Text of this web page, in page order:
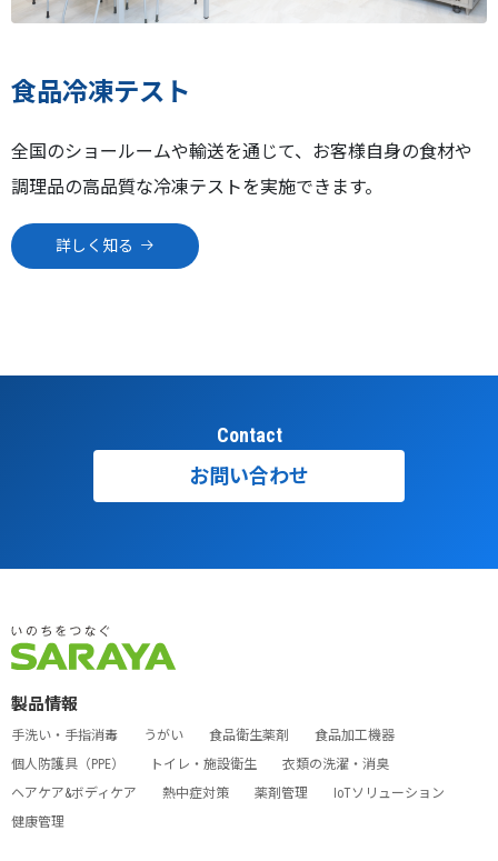
食品冷凍テスト
全国のショールームや輸送を通じて、お客様自身の食材や
調理品の高品質な冷凍テストを実施できます。
詳しく知る
Contact
お問い合わせ
製品情報
手洗い・手指消毒 うがい 食品衛生薬剤
食品加工機器
個人防護具（PPE）
トイレ・施設衛生
衣類の洗濯・消臭
ヘアケア&ボディケア
熱中症対策 薬剤管理
IoTソリューション
健康管理